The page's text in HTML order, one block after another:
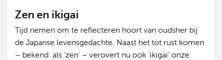
Zen en ikigai
Tijd nemen om te reflecteren hoort van oudsher bij
de Japanse levensgedachte. Naast het tot rust komen
– bekend als ‘zen’ – verovert nu ook ‘ikigai’ onze